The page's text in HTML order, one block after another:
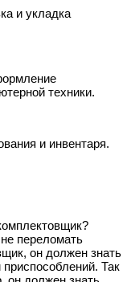
и укладка
техники.
и инвентаря.
переломать
он должен знать
Так